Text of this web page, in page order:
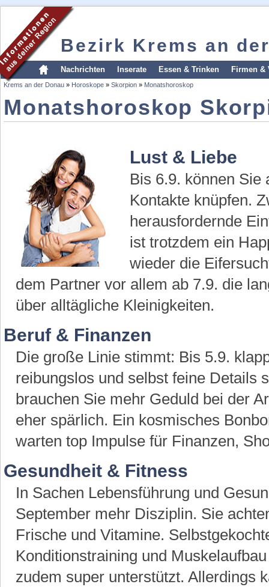
Bezirk Krems an
Nachrichten Inserate Essen & Trinken Firmen &
Krems an der Donau » Horoskope » Skorpion » Monatshoroskop
Monatshoroskop
Lust & Liebe
Bis 6.9. können Sie
Kontakte knüpfen.
herausfordernde
ist trotzdem ein
wieder die
dem Partner vor allem ab 7.9. die
über alltägliche Kleinigkeiten.
Beruf & Finanzen
Die große Linie stimmt: Bis 5.9.
reibungslos und selbst feine Details
brauchen Sie mehr Geduld bei der
eher spärlich. Ein kosmisches
warten top Impulse für Finanzen,
Gesundheit & Fitness
In Sachen Lebensführung und
September mehr Disziplin. Sie
Frische und Vitamine.
Konditionstraining und
zudem super unterstützt. Allerdings